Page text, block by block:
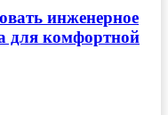
инженерное
для комфортной